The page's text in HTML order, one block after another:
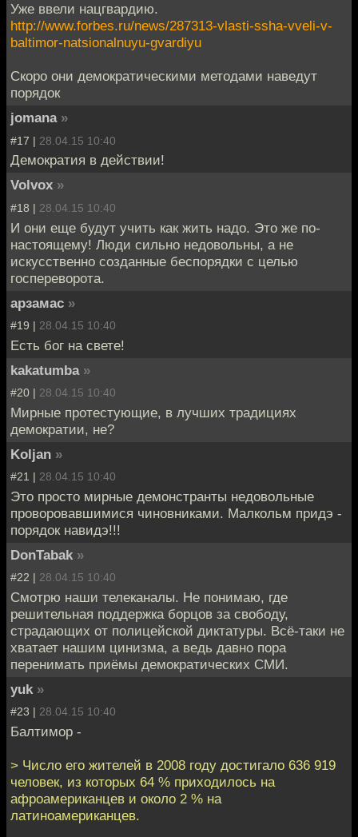
Уже ввели нацгвардию.
http://www.forbes.ru/news/287313-vlasti-ssha-vveli-v-
baltimor-natsionalnuyu-gvardiyu
Скоро они демократическими методами наведут
порядок
jomana »
#17 | 28.04.15 10:40
Демократия в действии!
Volvox »
#18 | 28.04.15 10:40
И они еще будут учить как жить надо. Это же по-
настоящему! Люди сильно недовольны, а не
искусственно созданные беспорядки с целью
госпереворота.
арзамас »
#19 | 28.04.15 10:40
Есть бог на свете!
kakatumba »
#20 | 28.04.15 10:40
Мирные протестующие, в лучших традициях
демократии, не?
Koljan »
#21 | 28.04.15 10:40
Это просто мирные демонстранты недовольные
проворовавшимися чиновниками. Малкольм придэ -
порядок навидэ!!!
DonTabak »
#22 | 28.04.15 10:40
Смотрю наши телеканалы. Не понимаю, где
решительная поддержка борцов за свободу,
страдающих от полицейской диктатуры. Всё-таки не
хватает нашим цинизма, а ведь давно пора
перенимать приёмы демократических СМИ.
yuk »
#23 | 28.04.15 10:40
Балтимор -
> Число его жителей в 2008 году достигало 636 919
человек, из которых 64 % приходилось на
афроамериканцев и около 2 % на
латиноамериканцев.